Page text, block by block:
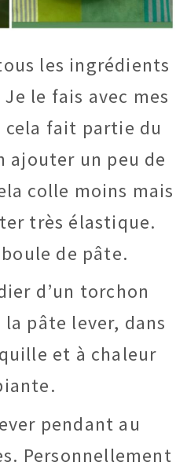
les ingrédients
le fais avec mes
cela fait partie du
ajouter un peu de
colle moins mais
très élastique.
de pâte.
d’un torchon
pâte lever, dans
et à chaleur
pendant au
Personnellement